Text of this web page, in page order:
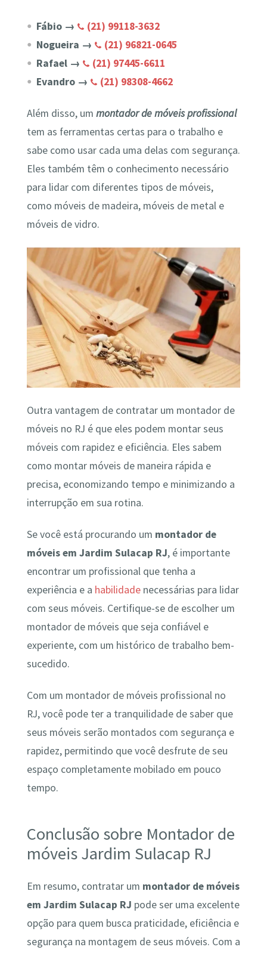
Fábio →
(21) 99118-3632
Nogueira →
(21) 96821-0645
Rafael →
(21) 97445-6611
Evandro →
(21) 98308-4662
Além disso, um montador de móveis profissional
tem as ferramentas certas para o trabalho e
sabe como usar cada uma delas com segurança.
Eles também têm o conhecimento necessário
para lidar com diferentes tipos de móveis,
como móveis de madeira, móveis de metal e
móveis de vidro.
Outra vantagem de contratar um montador de
móveis no RJ é que eles podem montar seus
móveis com rapidez e eficiência. Eles sabem
como montar móveis de maneira rápida e
precisa, economizando tempo e minimizando a
interrupção em sua rotina.
Se você está procurando um montador de
móveis em Jardim Sulacap RJ, é importante
encontrar um profissional que tenha a
experiência e a habilidadenecessárias para lidar
com seus móveis. Certifique-se de escolher um
montador de móveis que seja confiável e
experiente, com um histórico de trabalho bem-
sucedido.
Com um montador de móveis profissional no
RJ, você pode ter a tranquilidade de saber que
seus móveis serão montados com segurança e
rapidez, permitindo que você desfrute de seu
espaço completamente mobilado em pouco
tempo.
Conclusão sobre Montador de
móveis Jardim Sulacap RJ
Em resumo, contratar um montador de móveis
em Jardim Sulacap RJ pode ser uma excelente
opção para quem busca praticidade, eficiência e
segurança na montagem de seus móveis. Com a